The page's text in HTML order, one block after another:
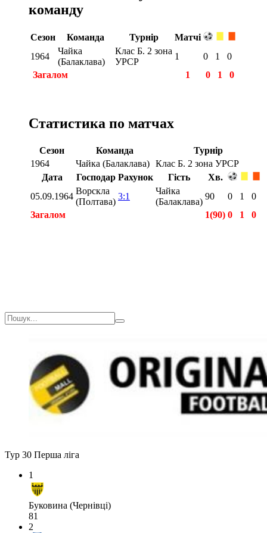
команду
Сезон Команда Турнір
Матчі
1964
Чайка
(Балаклава)
Клас Б. 2 зона
УРСР
1 0 1
0
Загалом
1 0 1 0
Статистика по матчах
Сезон Команда
Турнір
1964
Чайка (Балаклава) Клас Б. 2 зона УРСР
Дата
Господар Рахунок Гість
Хв.
05.09.1964
Ворскла
(Полтава)
3:1
Чайка
(Балаклава)
90 0 1
0
Загалом
1(90) 0 1
0
Тур 30 Перша ліга
1
Буковина (Чернівці)
81
2